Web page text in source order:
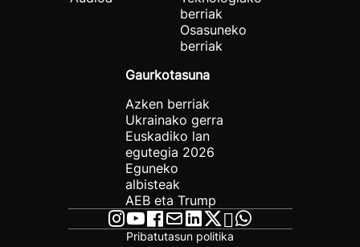
berriak
Osasuneko
berriak
Gaurkotasuna
Azken berriak
Ukrainako gerra
Euskadiko lan
egutegia 2026
Eguneko
albisteak
AEB eta Trump
Pribatutasun politika